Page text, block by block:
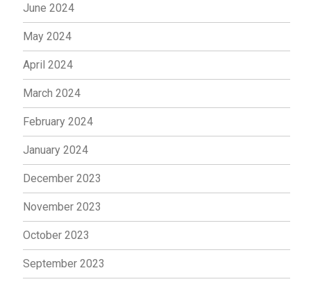
June 2024
May 2024
April 2024
March 2024
February 2024
January 2024
December 2023
November 2023
October 2023
September 2023